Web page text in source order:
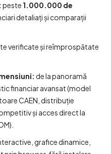
peste 1.000.000 de
detaliați și comparații
verificate și reîmprospătate
de la panoramă
financiar avansat (model
CAEN, distribuție
și acces direct la
grafice dinamice,